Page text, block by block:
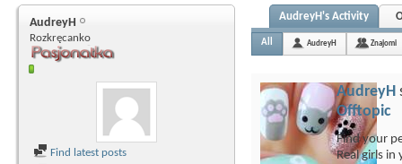
AudreyH
Rozkręcanko
Find latest posts
AudreyH's Activity
All AudreyH Znajomi
AudreyH
Offtopic
Find your
Real girls in